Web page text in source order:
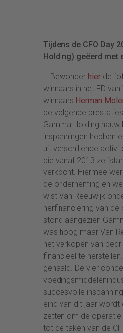
Tijdens de CFO Day
Holding) geëerd met
– Bewonder hier de
winnaars in het FD
winnaars:Herman
de volgende
Gamma Holding
inspanningen hebben
uit verschillende
die vanaf 2013
verkocht. Hiermee
de onderneming en
wist Van Reeuwijk
herfinanciering van de
stond aangezien
was hoog maar Van
het verkopen van
financieel te
gehaald. De vier
succesvolle
eind van dit jaar wordt
zetten om de operatie
tot de taken van de